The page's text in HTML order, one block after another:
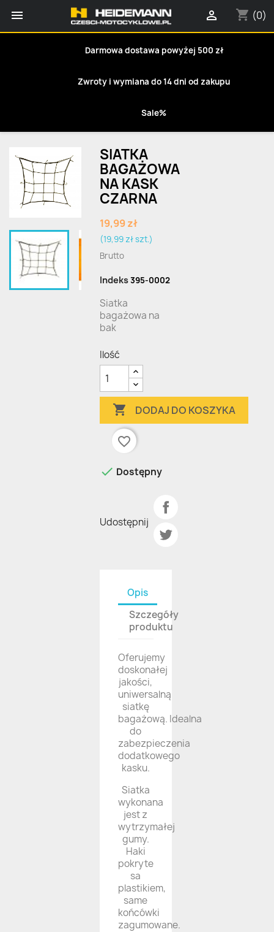
 shopping_cart (0)

Darmowa dostawa powyżej 500 zł
Zwroty i wymiana do 14 dni od zakupu
Sale%
SIATKA
BAGAŻOWA
NA KASK
CZARNA
19,99 zł
(19,99 zł szt.)
Brutto
Indeks395-0002
Siatka
bagażowa na
bak
Ilość
 DODAJ DO KOSZYKA
favorite_border
 Dostępny
Udostępnij
Opis
Szczegóły
produktu
Oferujemy
doskonałej
jakości,
uniwersalną
siatkę
bagażową. Idealna
do
zabezpieczenia
dodatkowego
kasku.
Siatka
wykonana
jest z
wytrzymałej
gumy.
Haki
pokryte
sa
plastikiem,
same
końcówki
zagumowane.